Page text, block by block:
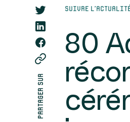
partager sur
Suivre
80